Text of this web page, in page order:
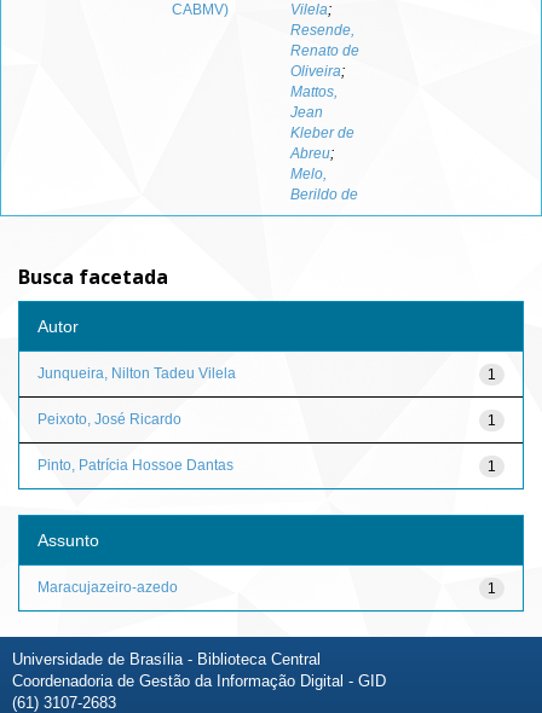
CABMV)
Vilela;
Resende,
Renato de
Oliveira;
Mattos,
Jean
Kleber de
Abreu;
Melo,
Berildo de
Busca facetada
Autor
1
Junqueira, Nilton Tadeu Vilela
1
Peixoto, José Ricardo
1
Pinto, Patrícia Hossoe Dantas
Assunto
1
Maracujazeiro-azedo
Universidade de Brasília - Biblioteca Central
Coordenadoria de Gestão da Informação Digital - GID
(61) 3107-2683